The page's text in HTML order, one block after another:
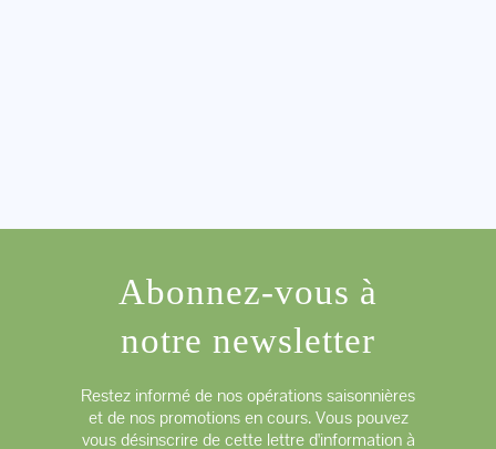
Abonnez-vous à
notre newsletter
Restez informé de nos opérations saisonnières
et de nos promotions en cours. Vous pouvez
vous désinscrire de cette lettre d'information à